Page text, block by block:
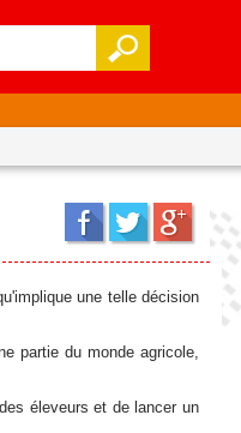
une telle décision
partie du monde agricole,
éleveurs et de lancer un